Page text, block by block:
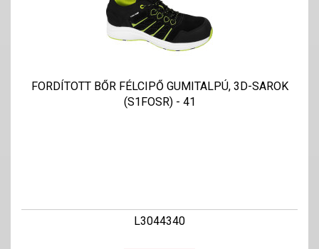
FORDÍTOTT BŐR FÉLCIPŐ GUMITALPÚ, 3D-SAROK
(S1FOSR) - 41
L3044340